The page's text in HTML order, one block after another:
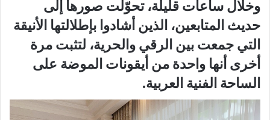
وخلال ساعات قليلة، تحوّلت صورها إلى
حديث المتابعين، الذين أشادوا بإطلالتها الأنيقة
التي جمعت بين الرقي والحرية، لتثبت مرة
أخرى أنها واحدة من أيقونات الموضة على
الساحة الفنية العربية.